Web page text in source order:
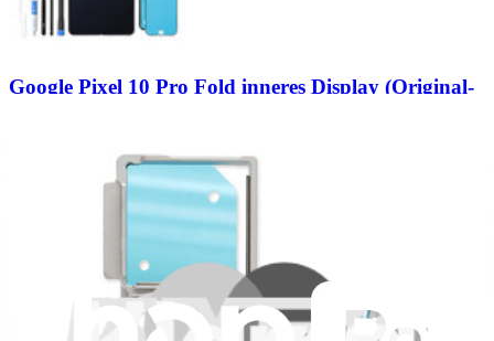
Google Pixel 10 Pro Fold inneres Display (Original-
Tausche das faltbare Display deines Google Pixel 10 Pro Fold
Smartphones. Beinhaltet ein 8 Zoll 2076 x 2152 Display.
Google Pixel Original-ErsatzteilLebenslange Garantie
Nur noch 5 auf Lager